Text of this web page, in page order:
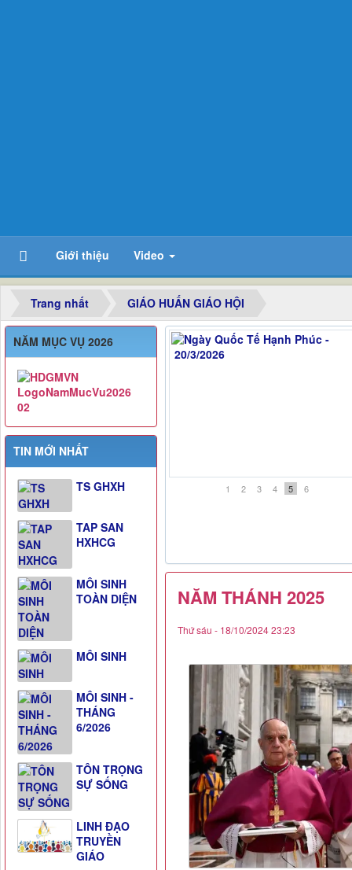
Giới thiệu Video
Trang nhất GIÁO HUẤN GIÁO HỘI
1 2 3 4 5 6
NĂM THÁNH 2025
Thứ sáu - 18/10/2024 23:23
NĂM MỤC VỤ 2026
TIN MỚI NHẤT
TS GHXH
TAP SAN
HXHCG
MÔI SINH
TOÀN DIỆN
MÔI SINH
MÔI SINH -
THÁNG
6/2026
TÔN TRỌNG
SỰ SỐNG
LINH ĐẠO
TRUYỀN
GIÁO